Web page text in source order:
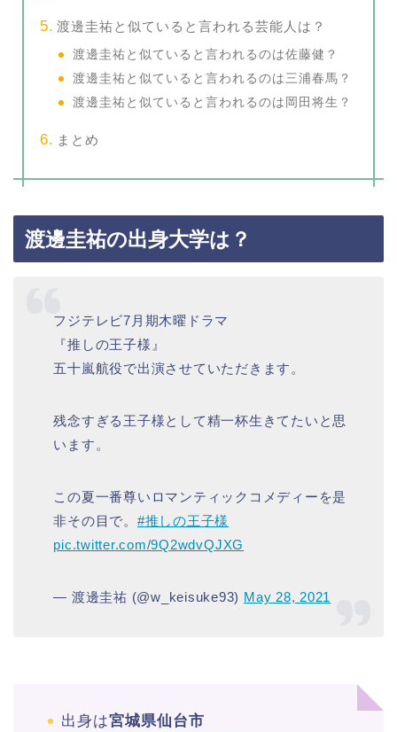
渡邊圭祐と似ていると言われる芸能人は？
渡邊圭祐と似ていると言われるのは佐藤健？
渡邊圭祐と似ていると言われるのは三浦春馬？
渡邊圭祐と似ていると言われるのは岡田将生？
まとめ
渡邊圭祐の出身大学は？
フジテレビ7月期木曜ドラマ
『推しの王子様』
五十嵐航役で出演させていただきます。
残念すぎる王子様として精一杯生きてたいと思
います。
この夏一番尊いロマンティックコメディーを是
非その目で。 #推しの王子様
pic.twitter.com/9Q2wdvQJXG
— 渡邊圭祐 (@w_keisuke93) May 28, 2021
出身は宮城県仙台市